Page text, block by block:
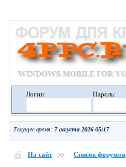
Логин:
Пароль:
Текущее время: 7 августа 2026 05:17
На сайт Список форумов